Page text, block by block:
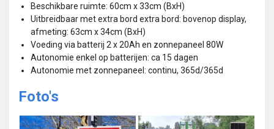
Beschikbare ruimte: 60cm x 33cm (BxH)
Uitbreidbaar met extra bord extra bord: bovenop display,
afmeting: 63cm x 34cm (BxH)
Voeding via batterij 2 x 20Ah en zonnepaneel 80W
Autonomie enkel op batterijen: ca 15 dagen
Autonomie met zonnepaneel: continu, 365d/365d
Foto's